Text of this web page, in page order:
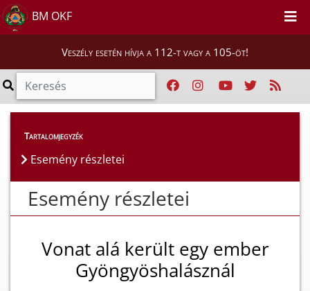
BM OKF
Veszély esetén hívja a 112-t vagy a 105-öt!
Esemény részletei
Tartalomjegyzék
Esemény részletei
Esemény részletei
Vonat alá került egy ember
Gyöngyöshalásznál